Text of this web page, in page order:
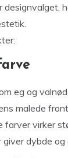
designvalget,
eg og
malede
farver virker
dybde og